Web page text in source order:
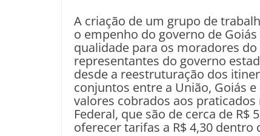
A criação de um grupo de
o empenho do governo de
qualidade para os moradores
representantes do governo
desde a reestruturação dos
conjuntos entre a União, Goiás
valores cobrados aos
Federal, que são de cerca de
oferecer tarifas a R$ 4,30